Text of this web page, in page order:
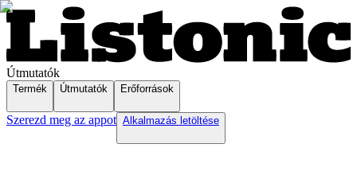
Útmutatók
Termék Útmutatók Erőforrások
Szerezd meg az appot Alkalmazás letöltése